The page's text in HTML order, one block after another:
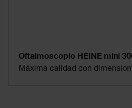
Oftalmoscopio HEINE mini
Máxima calidad con